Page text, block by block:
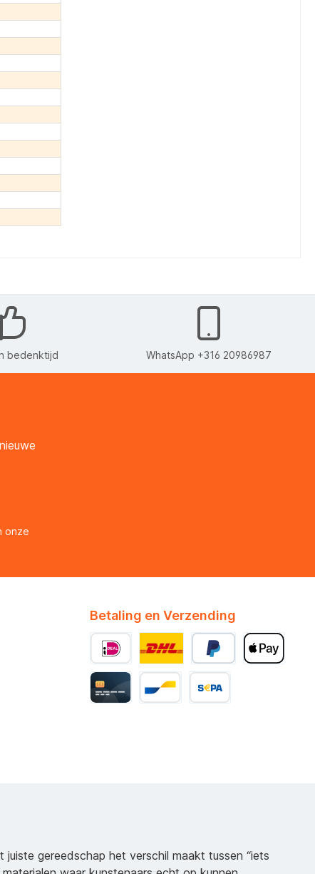
bedenktijd WhatsApp +316 20986987
onze
Betaling en Verzending
gereedschap het verschil maakt tussen “iets